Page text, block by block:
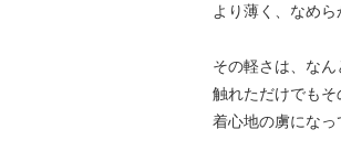
より薄く、なめ
その軽さは、なん
触れただけでも
着心地の虜になっ